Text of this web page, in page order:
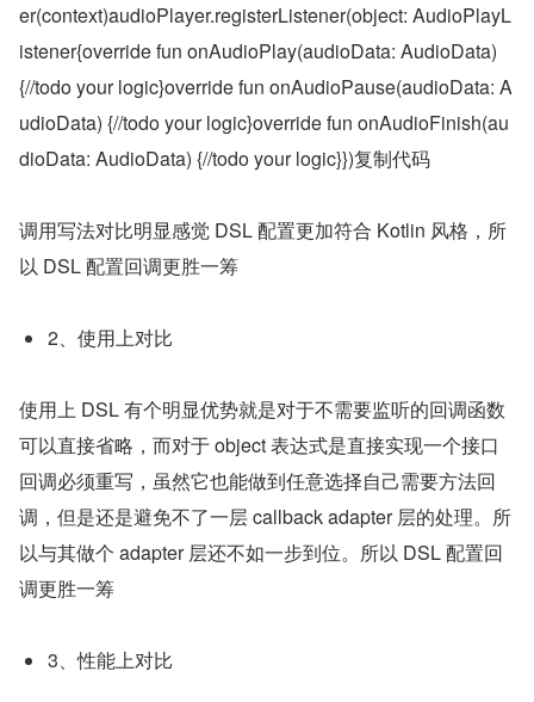
er(context)audioPlayer.registerListener(object: AudioPlayL
istener{override fun onAudioPlay(audioData: AudioData)
{//todo your logic}override fun onAudioPause(audioData: A
udioData) {//todo your logic}override fun onAudioFinish(au
dioData: AudioData) {//todo your logic}})复制代码
调用写法对比明显感觉 DSL 配置更加符合 Kotlin 风格，所
以 DSL 配置回调更胜一筹
2、使用上对比
使用上 DSL 有个明显优势就是对于不需要监听的回调函数
可以直接省略，而对于 object 表达式是直接实现一个接口
回调必须重写，虽然它也能做到任意选择自己需要方法回
调，但是还是避免不了一层 callback adapter 层的处理。所
以与其做个 adapter 层还不如一步到位。所以 DSL 配置回
调更胜一筹
3、性能上对比